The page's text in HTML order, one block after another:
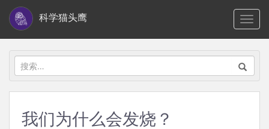
i
科学猫头鹰
搜
索：
我们为什么会发烧？